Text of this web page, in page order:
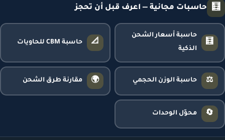
🧮 حاسبات مجانية — اعرف قبل أن تحجز
🧮
حاسبة أسعار الشحن
الذكية
📐 حاسبة CBM للحاويات
⚖️ حاسبة الوزن الحجمي 🌍 مقارنة طرق الشحن
🔄 محوّل الوحدات